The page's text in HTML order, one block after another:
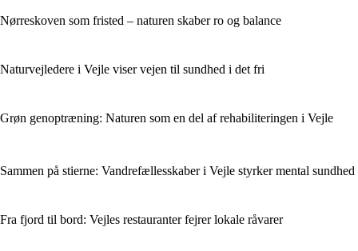
Nørreskoven som fristed – naturen skaber ro og balance
Naturvejledere i Vejle viser vejen til sundhed i det fri
Grøn genoptræning: Naturen som en del af rehabiliteringen i Vejle
Sammen på stierne: Vandrefællesskaber i Vejle styrker mental sundhed
Fra fjord til bord: Vejles restauranter fejrer lokale råvarer